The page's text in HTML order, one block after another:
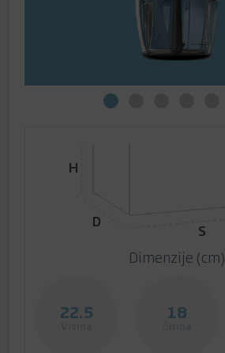
H
D
S
Dimenzije (cm)
22.5 18